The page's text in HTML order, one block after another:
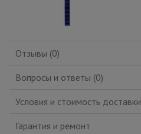
Отзывы (0)
Вопросы и ответы (0)
Условия и стоимость доставки
Гарантия и ремонт